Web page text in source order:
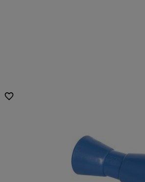
Durchmesser der
Buchsenbohrung: